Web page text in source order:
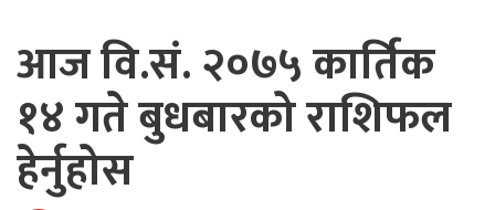
आज वि.सं. २०७५ कार्तिक
१४ गते बुधबारको राशिफल
हेर्नुहोस